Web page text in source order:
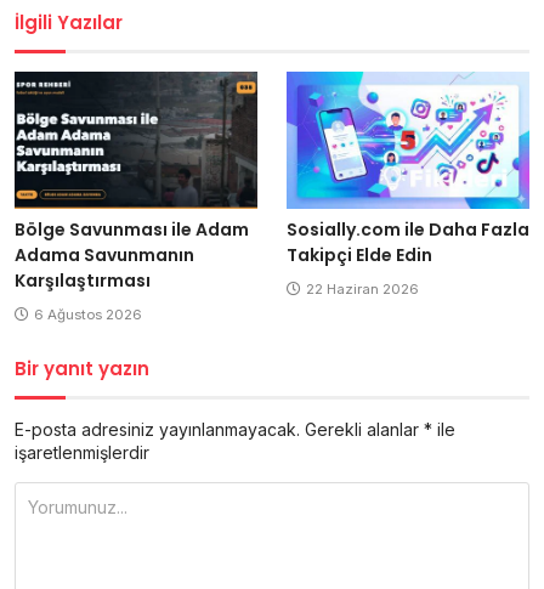
İlgili Yazılar
Bölge Savunması ile Adam
Adama Savunmanın
Karşılaştırması
6 Ağustos 2026
Sosially.com ile Daha Fazla
Takipçi Elde Edin
22 Haziran 2026
Bir yanıt yazın
E-posta adresiniz yayınlanmayacak. Gerekli alanlar * ile
işaretlenmişlerdir